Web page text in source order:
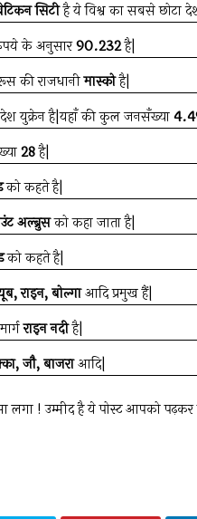
सिटीहै ये विश्व का सबसे छोटा
के अनुसार90.232है|
की राजधानीमास्कोहै|
युक्रेन है|यहाँ की कुल जनसँख्या
28है|
को कहते है|
अल्ब्रुसको कहा जाता है|
को कहते है|
राइन, बोल्गाआदि प्रमुख हैं|
राइन नदीहै|
जौ, बाजराआदि|
लगा ! उम्मीद है ये पोस्ट आपको